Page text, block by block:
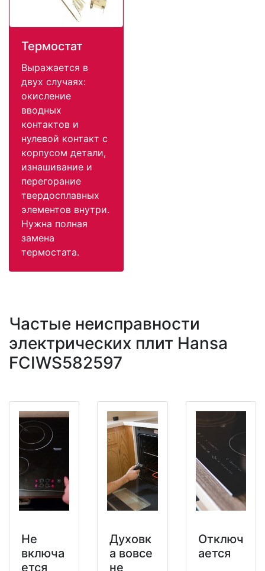
Термостат
Выражается в
двух случаях:
окисление
вводных
контактов и
нулевой контакт с
корпусом детали,
изнашивание и
перегорание
твердосплавных
элементов внутри.
Нужна полная
замена
термостата.
Частые неисправности
электрических плит Hansa
FCIWS582597
Не
включа
ется
Духовк
а вовсе
не
Отключ
ается